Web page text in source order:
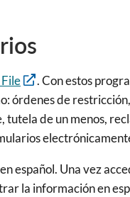
. Con estos
órdenes de
de un menos,
español. Una vez
la información en